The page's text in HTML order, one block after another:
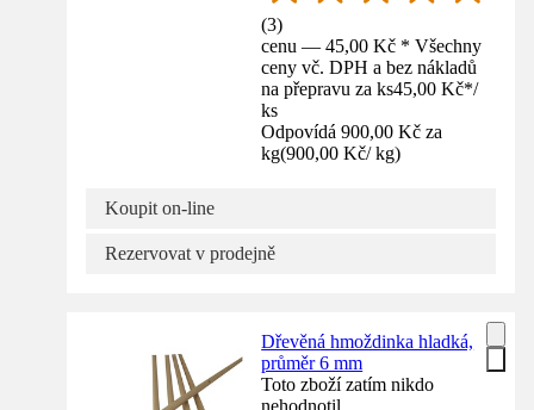
(3)
cenu — 45,00 Kč * Všechny
ceny vč. DPH a bez nákladů
na přepravu za ks45,00 Kč*/
ks
Odpovídá 900,00 Kč za
kg(900,00 Kč/ kg)
Koupit on-line
Rezervovat v prodejně
Dřevěná hmoždinka hladká,
průměr 6 mm
Toto zboží zatím nikdo